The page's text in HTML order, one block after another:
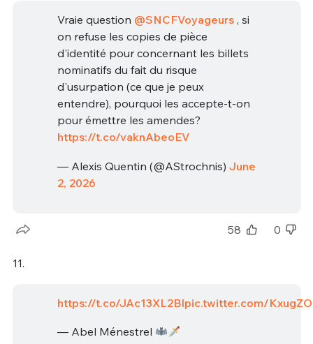
Vraie question @SNCFVoyageurs, si
on refuse les copies de pièce
d'identité pour concernant les billets
nominatifs du fait du risque
d'usurpation (ce que je peux
entendre), pourquoi les accepte-t-on
pour émettre les amendes?
https://t.co/vaknAbeoEV
— Alexis Quentin (@AStrochnis) June
2, 2026
58 0
11.
https://t.co/JAc13XL2Blpic.twitter.com/
— Abel Ménestrel